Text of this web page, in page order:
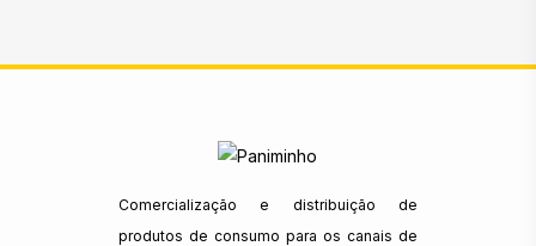
Comercialização e distribuição de
produtos de consumo para os canais de